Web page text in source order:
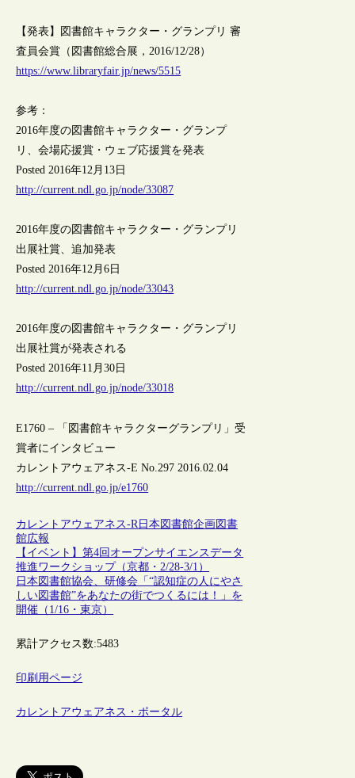
【発表】図書館キャラクター・グランプリ 審
査員会賞（図書館総合展，2016/12/28）
https://www.libraryfair.jp/news/5515
参考：
2016年度の図書館キャラクター・グランプ
リ、会場応援賞・ウェブ応援賞を発表
Posted 2016年12月13日
http://current.ndl.go.jp/node/33087
2016年度の図書館キャラクター・グランプリ
出展社賞、追加発表
Posted 2016年12月6日
http://current.ndl.go.jp/node/33043
2016年度の図書館キャラクター・グランプリ
出展社賞が発表される
Posted 2016年11月30日
http://current.ndl.go.jp/node/33018
E1760 – 「図書館キャラクターグランプリ」受
賞者にインタビュー
カレントアウェアネス-E No.297 2016.02.04
http://current.ndl.go.jp/e1760
カレントアウェアネス-R 日本 図書館企画 図書
館広報
【イベント】第4回オープンサイエンスデータ
推進ワークショップ（京都・2/28-3/1）
日本図書館協会、研修会「“認知症の人にやさ
しい図書館”をあなたの街でつくるには！」を
開催（1/16・東京）
累計アクセス数:5483
印刷用ページ
カレントアウェアネス・ポータル